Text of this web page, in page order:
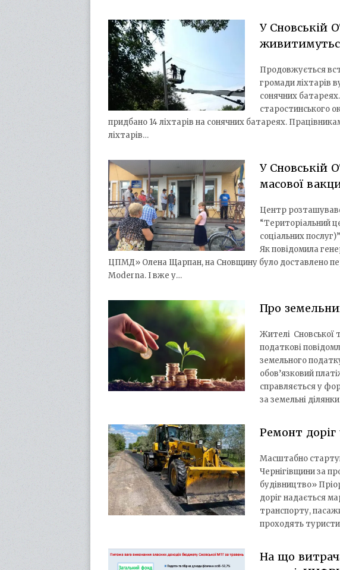
У Сновській
Продовжується
громади ліхтарів
сонячних
старостинського
придбано 14 ліхтарів на сонячних батареях.
ліхтарів…
У Сновській
масової
Центр
“Територіальний
соціальних
Як повідомила
ЦПМД» Олена Щарпан, на Сновщину було доставлено
Moderna. І вже у…
Про
Жителі Сновської
податкові
земельного
обов’язковий
справляється у
за земельні
Ремонт
Масштабно
Чернігівщини за
будівництво»
доріг надається
транспорту,
проходять
На що